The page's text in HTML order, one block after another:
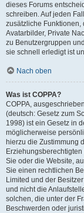
dieses Forums
schreiben. Auf jeden
zusätzliche Funktionen,
Avatarbilder, Private
zu Benutzergruppen
sie schnell erledigt ist
Nach oben
Was ist COPPA?
COPPA,
(deutsch: Gesetz zum
1998) ist ein Gesetz in
möglicherweise
hierzu die Zustimmung
Sie oder die Website,
Sie einen rechtlichen
Limited und der
und nicht die
solchen, die unter der
Beschwerden oder